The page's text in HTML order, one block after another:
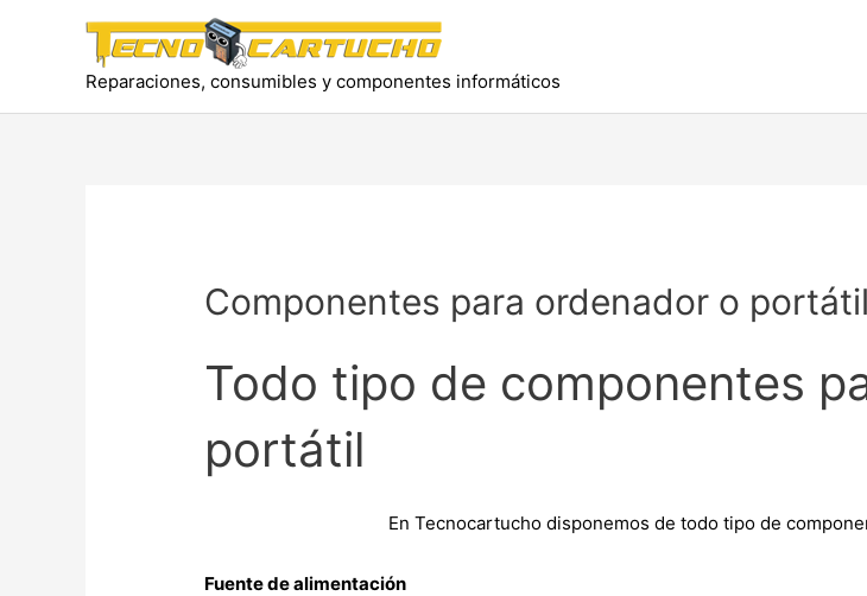
Reparaciones, consumibles y componentes informáticos
Componentes para ordenador o
Todo tipo de componentes
portátil
En Tecnocartucho disponemos de todo tipo de
Fuente de alimentación